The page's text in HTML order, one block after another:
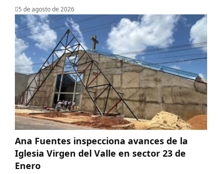
5 de agosto de 2026
Ana Fuentes inspecciona avances de la
Iglesia Virgen del Valle en sector 23 de
Enero